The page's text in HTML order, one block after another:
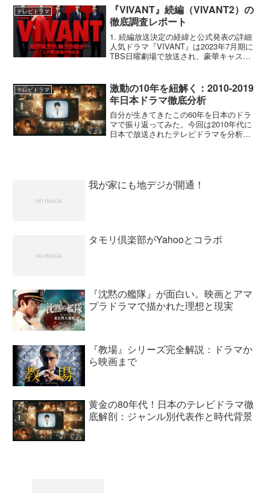
菊の墓posted with amazlet on 07.04...
テレビドラマ
『VIVANT』続編（VIVANT2）の
徹底調査レポート
1. 続編放送決定の経緯と公式発表の詳細
人気ドラマ『VIVANT』は2023年7月期に
TBS日曜劇場で放送され、豪華キャスト
だったものの、2024年10月28日には東
京...
テレビドラマ
激動の10年を紐解く：2010-2019
年日本ドラマ徹底分析
自分が生きてきたこの60年を日本のドラ
マで振り返ってみた。今回は2010年代に
日本で放送されたテレビドラマを分析し
我が家にも地デジが開通！
タモリ倶楽部がYahooとコラボ
『沈黙の艦隊』が面白い。映画とアマ
プラドラマで描かれた理想と現実
『教場』シリーズ完全解説：ドラマか
ら映画まで
黄金の80年代！日本のテレビドラマ徹
底解剖：ジャンル別代表作と時代背景